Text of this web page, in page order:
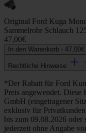
Original Ford Kuga
Sammelrohr Schlauch
47,00€
In den Warenkorb - 47,00€
Rechtliche Hinweise
*Der Rabatt für Ford
Preis angewendet.
GmbH (eingetragener
exklusiv für
bis zum 09.08.2026 oder
jederzeit ohne Angabe